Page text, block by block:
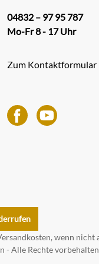
04832 – 97 95 787
Mo-Fr 8 - 17 Uhr
Zum Kontaktformular
, wenn nicht
- Alle Rechte